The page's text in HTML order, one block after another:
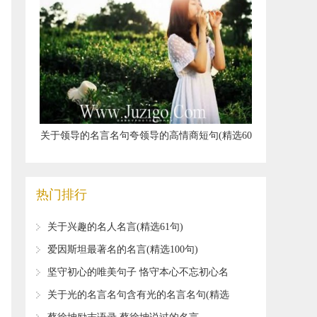
​关于领导的名言名句夸领导的高情商短句(精选60
热门排行
​关于兴趣的名人名言(精选61句)
​爱因斯坦最著名的名言(精选100句)
​坚守初心的唯美句子 恪守本心不忘初心名
言
​关于光的名言名句含有光的名言名句(精选